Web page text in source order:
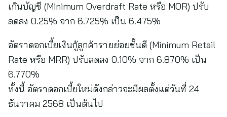
เกินบัญชี (Minimum Overdraft Rate หรือ MOR) ปรับ
ลดลง 0.25% จาก 6.725% เป็น 6.475%
อัตราดอกเบี้ยเงินกู้ลูกค้ารายย่อยชั้นดี (Minimum Retail
Rate หรือ MRR) ปรับลดลง 0.10% จาก 6.870% เป็น
6.770%
ทั้งนี้ อัตราดอกเบี้ยใหม่ดังกล่าวจะมีผลตั้งแต่วันที่ 24
ธันวาคม 2568 เป็นต้นไป